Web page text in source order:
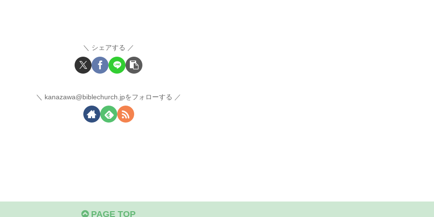
シェアする
kanazawa@biblechurch.jpをフォローする
PAGE TOP